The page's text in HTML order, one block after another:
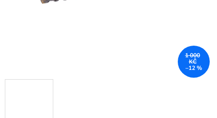
1 000
KČ
–12 %